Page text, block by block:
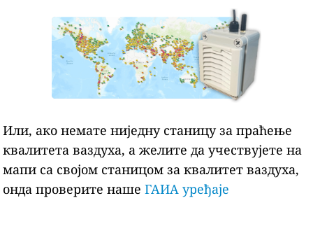
Или, ако немате ниједну станицу за праћење
квалитета ваздуха, а желите да учествујете на
мапи са својом станицом за квалитет ваздуха,
онда проверите нашеГАИА уређаје